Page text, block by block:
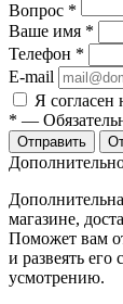
Вопрос *
Ваше имя *
Телефон *
E-mail
Я согласен
* —
Отправить
магазине,
Поможет вам
и развеять
усмотрению.